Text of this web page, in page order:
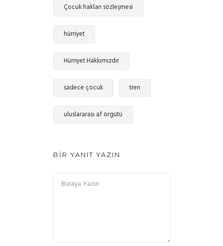
Çocuk hakları sözleşmesi
hürriyet
Hürriyet Hakkımızdır
sadece çocuk tren
uluslararası af örgütü
BIR YANIT YAZIN